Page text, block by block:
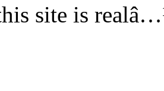
site is